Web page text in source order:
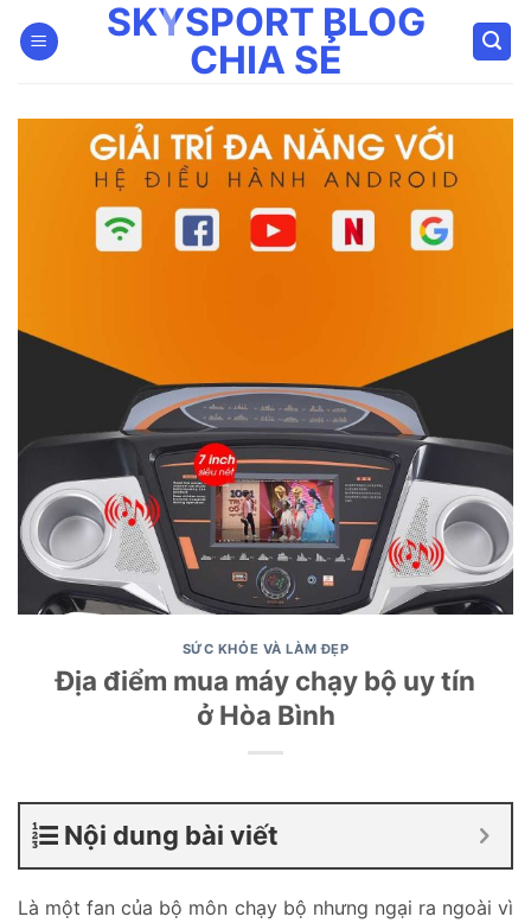
qua
SKYSPORT BLOG
CHIA SẺ
SỨC KHỎE VÀ LÀM ĐẸP
Địa điểm mua máy chạy bộ uy tín
ở Hòa Bình
Nội dung bài viết
Là một fan của bộ môn chạy bộ nhưng ngại ra ngoài vì